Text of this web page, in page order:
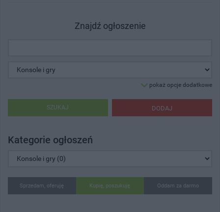
Znajdź ogłoszenie
pokaż opcje dodatkowe
DODAJ
SZUKAJ
Kategorie ogłoszeń
Sprzedam, oferuję Kupię, poszukuję Oddam za darmo